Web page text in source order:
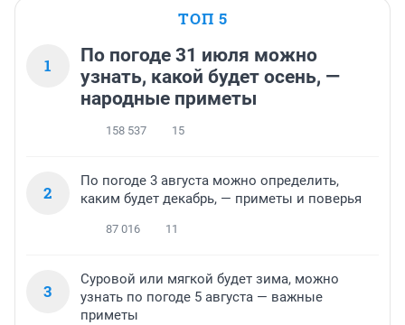
ТОП 5
1
По погоде 31 июля можно
узнать, какой будет осень, —
народные приметы
158 537 15
2
По погоде 3 августа можно определить,
каким будет декабрь, — приметы и поверья
87 016 11
3
Суровой или мягкой будет зима, можно
узнать по погоде 5 августа — важные
приметы